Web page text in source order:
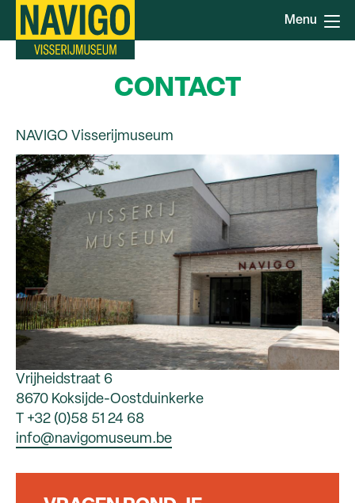
Overslaan
Menu
CONTACT
NAVIGO Visserijmuseum
Vrijheidstraat 6
8670 Koksijde-Oostduinkerke
T +32 (0)58 51 24 68
info@navigomuseum.be